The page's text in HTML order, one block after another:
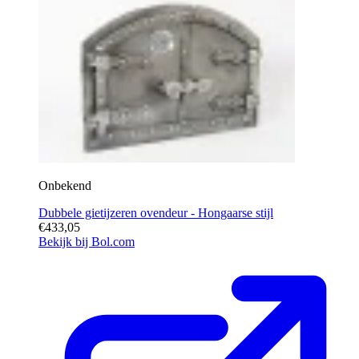
Onbekend
Dubbele gietijzeren ovendeur - Hongaarse stijl
€433,05
Bekijk bij Bol.com